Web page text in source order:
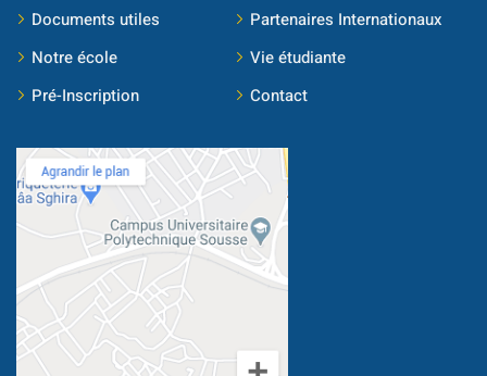
Documents utiles
Partenaires Internationaux
Notre école
Vie étudiante
Pré-Inscription
Contact